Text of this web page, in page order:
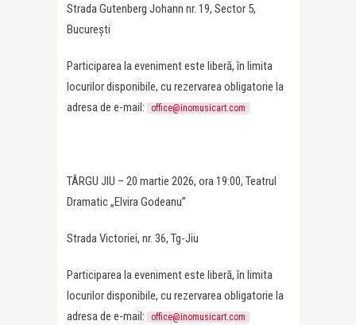
Strada Gutenberg Johann nr. 19, Sector 5,
București
Participarea la eveniment este liberă, în limita
locurilor disponibile, cu rezervarea obligatorie la
adresa de e-mail:
office@inomusicart.com
TÂRGU JIU – 20 martie 2026, ora 19:00, Teatrul
Dramatic „Elvira Godeanu”
Strada Victoriei, nr. 36, Tg-Jiu
Participarea la eveniment este liberă, în limita
locurilor disponibile, cu rezervarea obligatorie la
adresa de e-mail:
office@inomusicart.com